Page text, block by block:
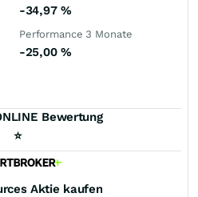
-34,97 %
Performance 3 Monate
-25,00 %
Bewertung
⭐
Aktie kaufen